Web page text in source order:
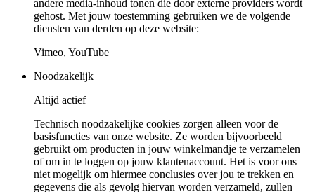
andere media-inhoud tonen die door externe providers wordt
gehost. Met jouw toestemming gebruiken we de volgende
diensten van derden op deze website:
Vimeo, YouTube
Noodzakelijk
Altijd actief
Technisch noodzakelijke cookies zorgen alleen voor de
basisfuncties van onze website. Ze worden bijvoorbeeld
gebruikt om producten in jouw winkelmandje te verzamelen
of om in te loggen op jouw klantenaccount. Het is voor ons
niet mogelijk om hiermee conclusies over jou te trekken en
gegevens die als gevolg hiervan worden verzameld, zullen